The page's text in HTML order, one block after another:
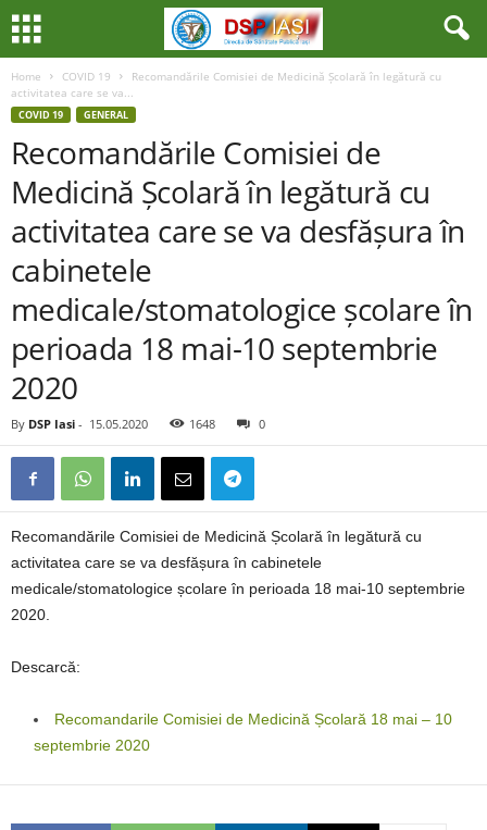
Home COVID 19
Recomandările Comisiei de Medicină Școlară în legătură cu
activitatea care se va...
COVID 19 GENERAL
Recomandările Comisiei de
Medicină Școlară în legătură cu
activitatea care se va desfășura în
cabinetele
medicale/stomatologice școlare în
perioada 18 mai-10 septembrie
2020
By DSP Iasi - 15.05.2020 1648 0
Recomandările Comisiei de Medicină Școlară în legătură cu
activitatea care se va desfășura în cabinetele
medicale/stomatologice școlare în perioada 18 mai-10 septembrie
2020.
Descarcă:
Recomandarile Comisiei de Medicină Școlară 18 mai – 10
septembrie 2020